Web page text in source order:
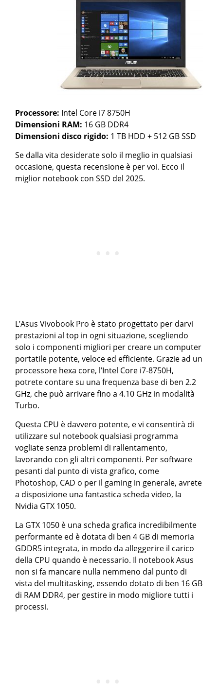
Processore: Intel Core i7 8750H
Dimensioni RAM: 16 GB DDR4
Dimensioni disco rigido: 1 TB HDD + 512 GB SSD
Se dalla vita desiderate solo il meglio in qualsiasi
occasione, questa recensione è per voi. Ecco il
miglior notebook con SSD del 2025.
L’Asus Vivobook Pro è stato progettato per darvi
prestazioni al top in ogni situazione, scegliendo
solo i componenti migliori per creare un computer
portatile potente, veloce ed efficiente. Grazie ad un
processore hexa core, l’Intel Core i7-8750H,
potrete contare su una frequenza base di ben 2.2
GHz, che può arrivare fino a 4.10 GHz in modalità
Turbo.
Questa CPU è davvero potente, e vi consentirà di
utilizzare sul notebook qualsiasi programma
vogliate senza problemi di rallentamento,
lavorando con gli altri componenti. Per software
pesanti dal punto di vista grafico, come
Photoshop, CAD o per il gaming in generale, avrete
a disposizione una fantastica scheda video, la
Nvidia GTX 1050.
La GTX 1050 è una scheda grafica incredibilmente
performante ed è dotata di ben 4 GB di memoria
GDDR5 integrata, in modo da alleggerire il carico
della CPU quando è necessario. Il notebook Asus
non si fa mancare nulla nemmeno dal punto di
vista del multitasking, essendo dotato di ben 16 GB
di RAM DDR4, per gestire in modo migliore tutti i
processi.